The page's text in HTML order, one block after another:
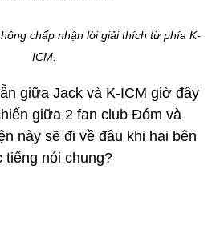
chấp nhận lời giải thích từ phía K-
ICM.
giữa Jack và K-ICM giờ đây
giữa 2 fan club Đóm và
này sẽ đi về đâu khi hai bên
nói chung?